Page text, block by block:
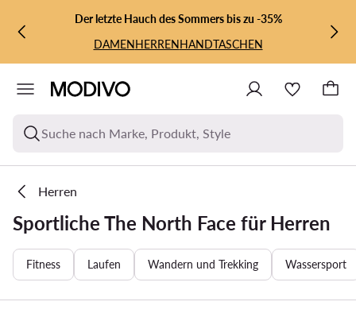
ZUM HAUPTINHALT SPRINGEN
ZUR SUCHEDer letzte Hauch des Sommers bis zu -35%
DAMENHERRENHANDTASCHEN
Suche nach Marke, Produkt, Style
Herren
Sportliche The North Face für Herren
Fitness Laufen Wandern und Trekking Wassersport